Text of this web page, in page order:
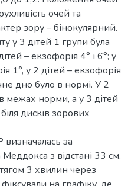
очей та
зору – бінокулярний.
у 3 дітей 1 групи була
– екзофорія 4° і 6°; у
1°, у 2 дітей – екзофорія
дно було в нормі. У 2
межах норми, а у 3 дітей
дисків зорових
за
з відстані 33 см.
3 хвилин через